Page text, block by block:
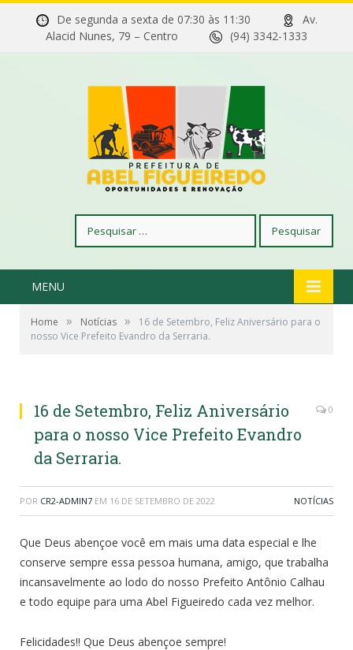
De segunda a sexta de 07:30 às 11:30
Av.
Alacid Nunes, 79 – Centro
(94) 3342-1333
por:
MENU
Home » Notícias »
16 de Setembro, Feliz Aniversário para o
nosso Vice Prefeito Evandro da Serraria.
16 de Setembro, Feliz Aniversário
para o nosso Vice Prefeito Evandro
da Serraria.
0
POR CR2-ADMIN7 EM 16 DE SETEMBRO DE 2022 NOTÍCIAS
Que Deus abençoe você em mais uma data especial e lhe
conserve sempre essa pessoa humana, amigo, que trabalha
incansavelmente ao lodo do nosso Prefeito Antônio Calhau
e todo equipe para uma Abel Figueiredo cada vez melhor.
Felicidades!! Que Deus abençoe sempre!